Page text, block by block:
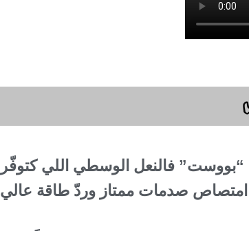
“بووست” فالنعل الوسطي اللي كتوفّر
امتصاص صدمات ممتاز وردّ طاقة عالي